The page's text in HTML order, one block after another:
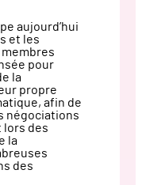
aujourd’hui
et les
pour
la
propre
afin de
négociations
lors des
la
des